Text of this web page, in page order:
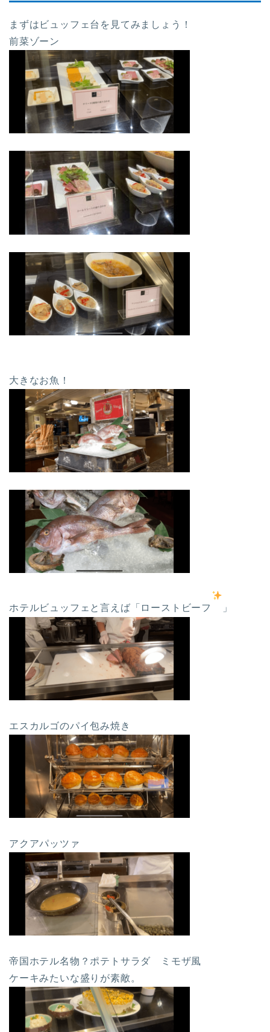
まずはビュッフェ台を見てみましょう！
前菜ゾーン
大きなお魚！
ホテルビュッフェと言えば「ローストビーフ 」
エスカルゴのパイ包み焼き
アクアパッツァ
帝国ホテル名物？ポテトサラダ ミモザ風
ケーキみたいな盛りが素敵。